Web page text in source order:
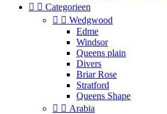
  Categorieen
  Wedgwood
Edme
Windsor
Queens plain
Divers
Briar Rose
Stratford
Queens Shape
  Arabia